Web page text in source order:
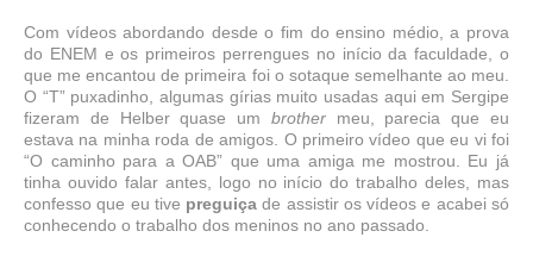
Com vídeos abordando desde o fim do ensino médio, a prova
do ENEM e os primeiros perrengues no início da faculdade, o
que me encantou de primeira foi o sotaque semelhante ao meu.
O “T” puxadinho, algumas gírias muito usadas aqui em Sergipe
fizeram de Helber quase um brother meu, parecia que eu
estava na minha roda de amigos. O primeiro vídeo que eu vi foi
“O caminho para a OAB” que uma amiga me mostrou. Eu já
tinha ouvido falar antes, logo no início do trabalho deles, mas
confesso que eu tive preguiça de assistir os vídeos e acabei só
conhecendo o trabalho dos meninos no ano passado.